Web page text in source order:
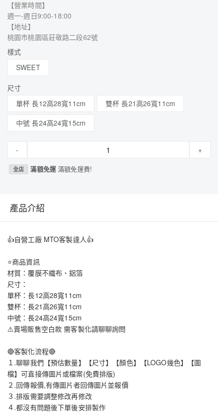
【營業時間】
週一-週日9:00-18:00
【地址】
桃園市桃園區莊敬路二段62號
樣式
SWEET
尺寸
單杯 長12高28寬11cm
雙杯 長21高26寬11cm
中號 長24高24寬15cm
- +
全店 滿額免運滿額免運費!
產品介紹
👍自營工廠 MTO客製達人👍
⭐商品資訊
材質：覆膜不織布、鋁箔
尺寸：
單杯：長12高28寬11cm
雙杯：長21高26寬11cm
中號：長24高24寬15cm
⚠️賣場販售空白款 需客製化請聊聊詢問
🔴客製化流程🔴
１.聊聊我們【預估數量】【尺寸】【顏色】【LOGO幾色】【圖
檔】可直接傳圖片或檔案(免費排版)
２.回傳報價,有傳圖片者回傳圖片並報價
３.排版需要調整修改再修改
４.都沒有問題後下單後安排製作